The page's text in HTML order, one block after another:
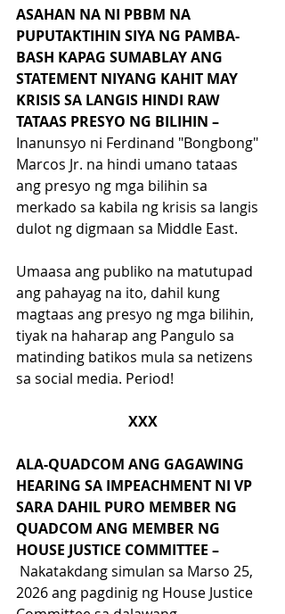
ASAHAN NA NI PBBM NA
PUPUTAKTIHIN SIYA NG PAMBA-
BASH KAPAG SUMABLAY ANG
STATEMENT NIYANG KAHIT MAY
KRISIS SA LANGIS HINDI RAW
TATAAS PRESYO NG BILIHIN –
Inanunsyo ni Ferdinand "Bongbong"
Marcos Jr. na hindi umano tataas
ang presyo ng mga bilihin sa
merkado sa kabila ng krisis sa langis
dulot ng digmaan sa Middle East.
Umaasa ang publiko na matutupad
ang pahayag na ito, dahil kung
magtaas ang presyo ng mga bilihin,
tiyak na haharap ang Pangulo sa
matinding batikos mula sa netizens
sa social media. Period!
XXX
ALA-QUADCOM ANG GAGAWING
HEARING SA IMPEACHMENT NI VP
SARA DAHIL PURO MEMBER NG
QUADCOM ANG MEMBER NG
HOUSE JUSTICE COMMITTEE –
Nakatakdang simulan sa Marso 25,
2026 ang pagdinig ng House Justice